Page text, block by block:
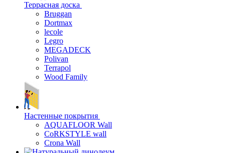
Террасная доска
Bruggan
Dortmax
lecole
Legro
MEGADECK
Polivan
Terrapol
Wood Family
Настенные покрытия
AQUAFLOOR Wall
CoRKSTYLE wall
Crona Wall